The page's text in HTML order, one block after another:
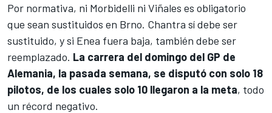
Por normativa, ni Morbidelli ni Viñales es obligatorio
que sean sustituidos en Brno. Chantra sí debe ser
sustituido, y si Enea fuera baja, también debe ser
reemplazado. La carrera del domingo del GP de
Alemania, la pasada semana, se disputó con solo 18
pilotos, de los cuales solo 10 llegaron a la meta, todo
un récord negativo.